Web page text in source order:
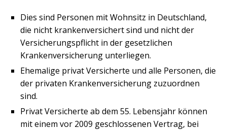
Dies sind Personen mit Wohnsitz in Deutschland,
die nicht krankenversichert sind und nicht der
Versicherungspflicht in der gesetzlichen
Krankenversicherung unterliegen.
Ehemalige privat Versicherte und alle Personen, die
der privaten Krankenversicherung zuzuordnen
sind.
Privat Versicherte ab dem 55. Lebensjahr können
mit einem vor 2009 geschlossenen Vertrag, bei